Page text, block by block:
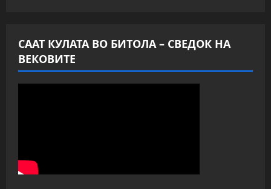
СААТ КУЛАТА ВО БИТОЛА – СВЕДОК НА
ВЕКОВИТЕ